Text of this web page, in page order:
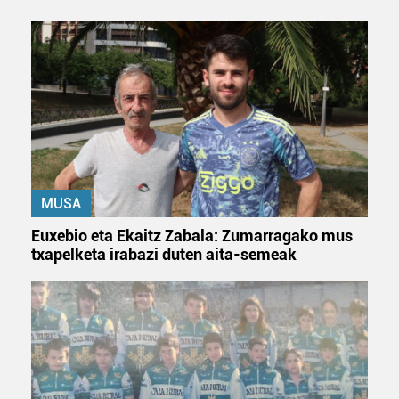
fitxategiak erabiltzen ditu. Zure esperientzia eta
zerbitzuak hobetzeko asmoz, cookie teknologiaz
baliatzen gara. Ohar hau onartuz gero, teknologia hori
erabiltzeko baimen esplizitua ematen diguzu.Gehiago
irakurri
MUSA
Euxebio eta Ekaitz Zabala: Zumarragako mus
txapelketa irabazi duten aita-semeak